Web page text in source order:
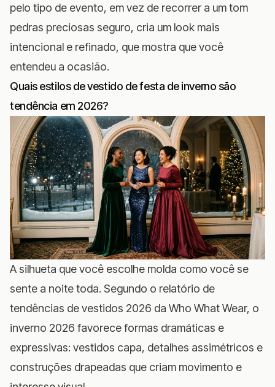
pelo tipo de evento, em vez de recorrer a um tom
pedras preciosas seguro, cria um look mais
intencional e refinado, que mostra que você
entendeu a ocasião.
Quais estilos de vestido de festa de inverno são
tendência em 2026?
A silhueta que você escolhe molda como você se
sente a noite toda. Segundo o relatório de
tendências de vestidos 2026 da Who What Wear, o
inverno 2026 favorece formas dramáticas e
expressivas: vestidos capa, detalhes assimétricos e
construções drapeadas que criam movimento e